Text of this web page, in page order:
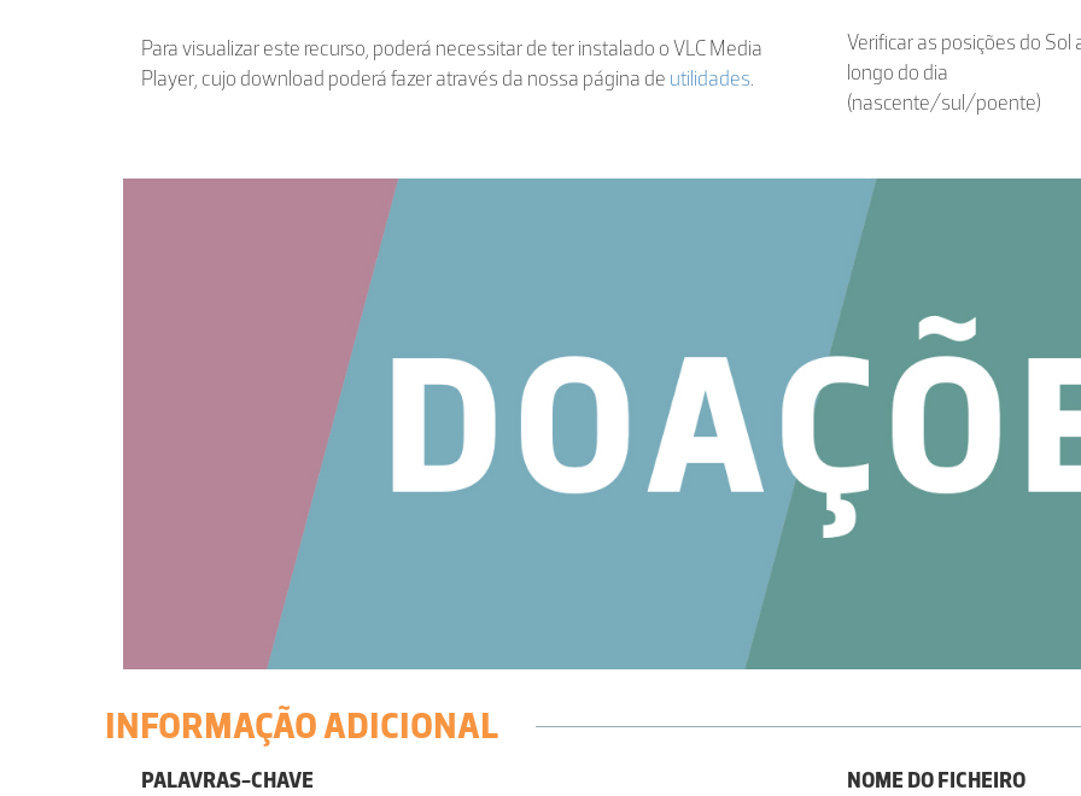
Para visualizar este recurso, poderá necessitar de ter instalado o VLC Media
Player, cujo download poderá fazer através da nossa página de utilidades.
Verificar as posições do Sol
longo do dia
(nascente/sul/poente)
INFORMAÇÃO ADICIONAL
PALAVRAS-CHAVE NOME DO FICHEIRO